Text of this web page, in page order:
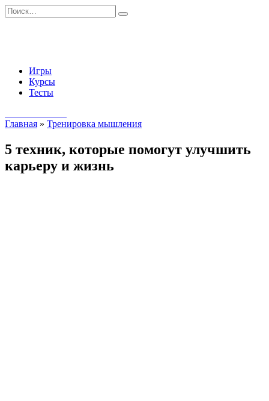
Перейти
к
Search
for:
Игры
Курсы
Тесты
Главная » Тренировка мышления
5 техник, которые помогут улучшить
карьеру и жизнь